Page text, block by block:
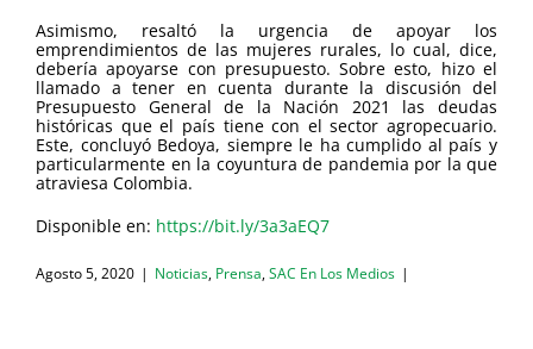
Asimismo, resaltó la urgencia de apoyar los
emprendimientos de las mujeres rurales, lo cual, dice,
debería apoyarse con presupuesto. Sobre esto, hizo el
llamado a tener en cuenta durante la discusión del
Presupuesto General de la Nación 2021 las deudas
históricas que el país tiene con el sector agropecuario.
Este, concluyó Bedoya, siempre le ha cumplido al país y
particularmente en la coyuntura de pandemia por la que
atraviesa Colombia.
Disponible en: https://bit.ly/3a3aEQ7
Agosto 5, 2020 | Noticias, Prensa,SAC En Los Medios |